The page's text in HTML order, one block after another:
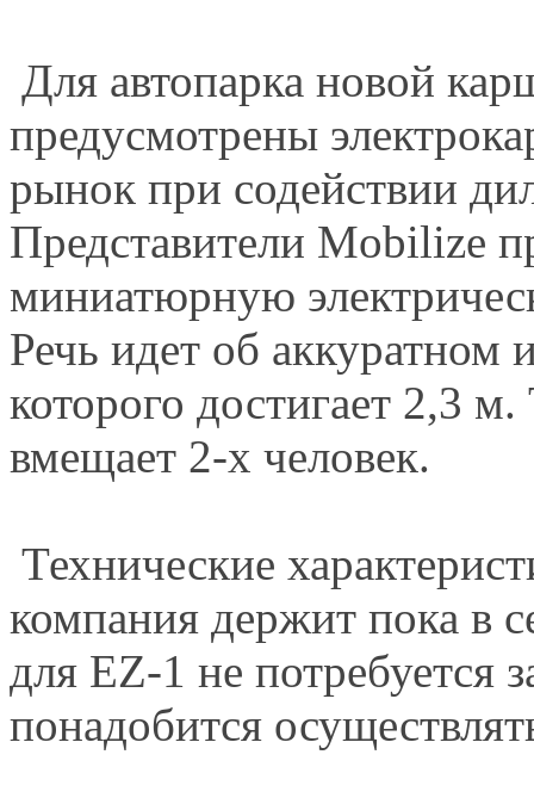
Для автопарка новой
предусмотрены
рынок при содействии
Представители Mobilize
миниатюрную
Речь идет об аккуратном
которого достигает 2,3
вмещает 2-х человек.
Технические
компания держит пока в
для EZ-1 не потребуется
понадобится